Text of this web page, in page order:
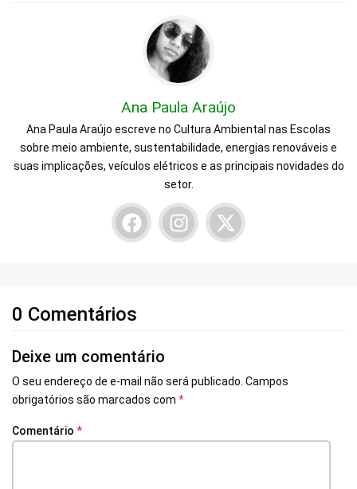
Ana Paula Araújo
Ana Paula Araújo escreve no Cultura Ambiental nas Escolas
sobre meio ambiente, sustentabilidade, energias renováveis e
suas implicações, veículos elétricos e as principais novidades do
setor.
0 Comentários
Deixe um comentário
O seu endereço de e-mail não será publicado. Campos
obrigatórios são marcados com *
Comentário *